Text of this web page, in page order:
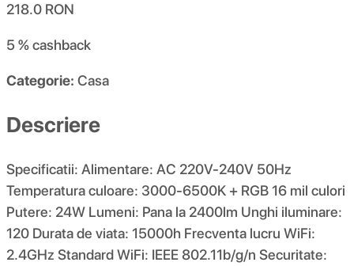
218.0 RON
5 %cashback
Categorie: Casa
Descriere
Specificatii: Alimentare: AC 220V-240V 50Hz
Temperatura culoare: 3000-6500K + RGB 16 mil culori
Putere: 24W Lumeni: Pana la 2400lm Unghi iluminare:
120 Durata de viata: 15000h Frecventa lucru WiFi:
2.4GHz Standard WiFi: IEEE 802.11b/g/n Securitate: